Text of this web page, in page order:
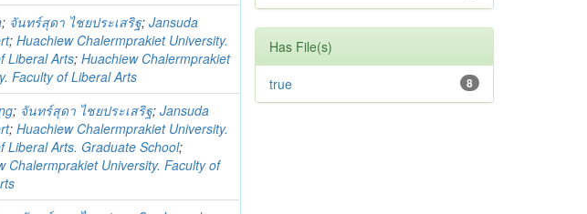
; จันทร์สุดา ไชยประเสริฐ;Jansuda
;Huachiew Chalermprakiet University.
Liberal Arts;Huachiew Chalermprakiet
Faculty of Liberal Arts
; จันทร์สุดา ไชยประเสริฐ;Jansuda
;Huachiew Chalermprakiet University.
Liberal Arts. Graduate School;
Chalermprakiet University. Faculty of
Has File(s)
8
true